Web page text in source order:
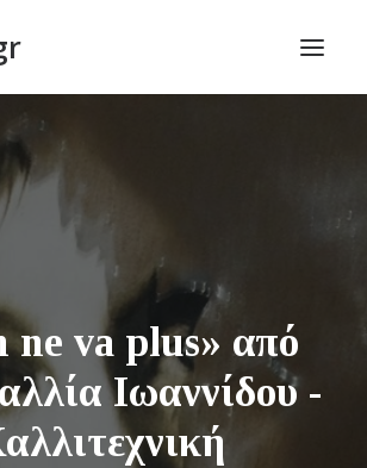
ART~ORAMA
ne va plus» από
Ιωαννίδου -